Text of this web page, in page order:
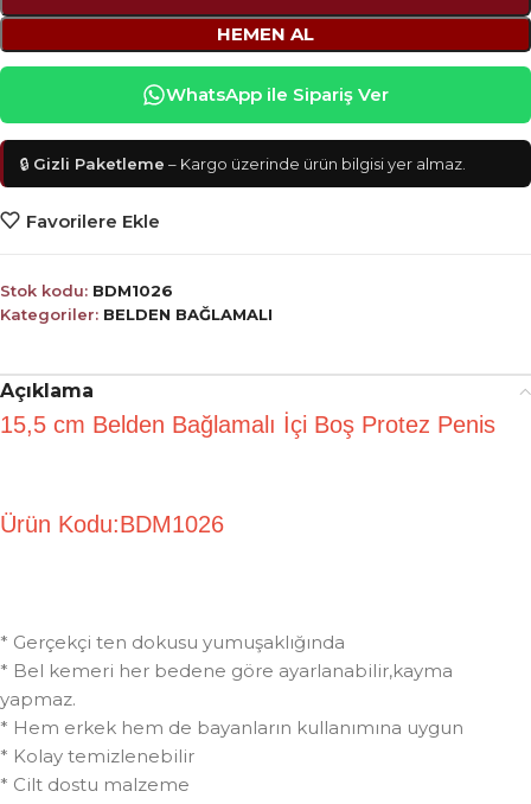
HEMEN AL
WhatsApp ile Sipariş Ver
🔒 Gizli Paketleme – Kargo üzerinde ürün bilgisi yer almaz.
Favorilere Ekle
Stok kodu: BDM1026
Kategoriler: BELDEN BAĞLAMALI
Açıklama
15,5 cm Belden Bağlamalı İçi Boş Protez Penis
Ürün Kodu:BDM1026
* Gerçekçi ten dokusu yumuşaklığında
* Bel kemeri her bedene göre ayarlanabilir,kayma
yapmaz.
* Hem erkek hem de bayanların kullanımına uygun
* Kolay temizlenebilir
* Cilt dostu malzeme